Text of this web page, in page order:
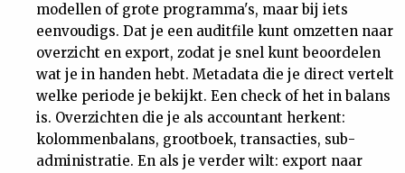
modellen of grote programma's, maar bij iets
eenvoudigs. Dat je een auditfile kunt omzetten naar
overzicht en export, zodat je snel kunt beoordelen
wat je in handen hebt. Metadata die je direct vertelt
welke periode je bekijkt. Een check of het in balans
is. Overzichten die je als accountant herkent:
kolommenbalans, grootboek, transacties, sub-
administratie. En als je verder wilt: export naar